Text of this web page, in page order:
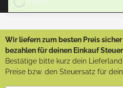
Wir liefern zum besten Preis
bezahlen für deinen Einkauf
Bestätige bitte kurz dein
Preise bzw. den Steuersatz für